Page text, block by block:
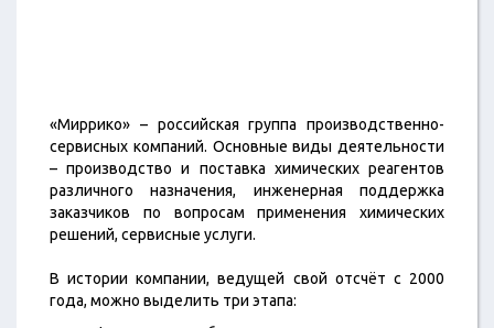
«Миррико» – российская группа производственно-
сервисных компаний. Основные виды деятельности
– производство и поставка химических реагентов
различного назначения, инженерная поддержка
заказчиков по вопросам применения химических
решений, сервисные услуги.
В истории компании, ведущей свой отсчёт с 2000
года, можно выделить три этапа: